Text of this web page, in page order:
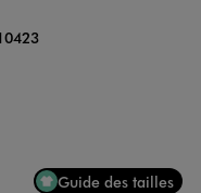
Guide des tailles